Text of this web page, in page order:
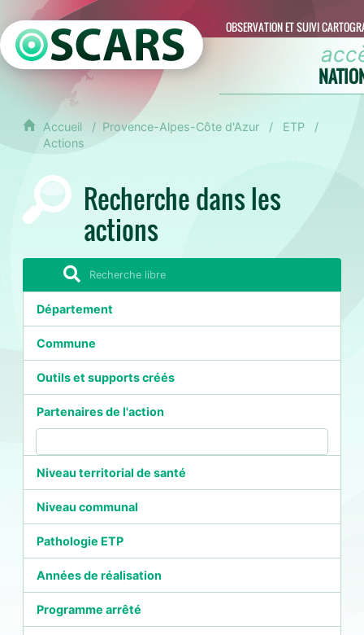
OBSERVATION ET SUIVI
Accueil Provence-Alpes-Côte d'Azur
ETP
Actions
Recherche dans les
actions
Département
Commune
Outils et supports créés
Partenaires de l'action
Niveau territorial de santé
Niveau communal
Pathologie ETP
Années de réalisation
Programme arrêté